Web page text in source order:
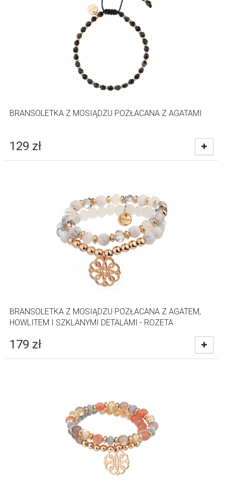
BRANSOLETKA Z MOSIĄDZU POZŁACANA Z AGATAMI
129 zł
BRANSOLETKA Z MOSIĄDZU POZŁACANA Z AGATEM,
HOWLITEM I SZKLANYMI DETALAMI - ROZETA
179 zł